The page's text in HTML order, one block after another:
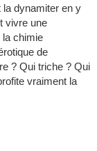
la dynamiter en y
vivre une
la chimie
de
? Qui triche ? Qui
vraiment la